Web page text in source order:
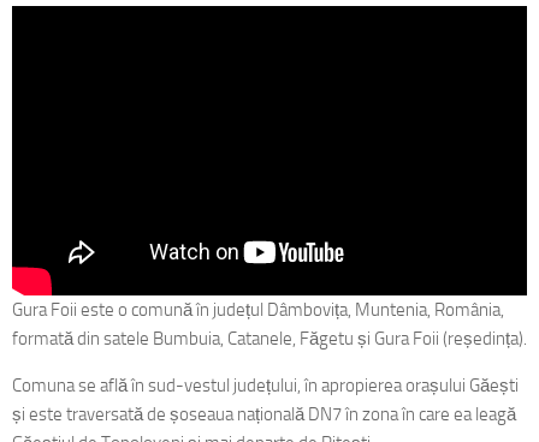
Gura Foii este o comună în județul Dâmbovița, Muntenia, România,
formată din satele Bumbuia, Catanele, Făgetu și Gura Foii (reședința).
Comuna se află în sud-vestul județului, în apropierea orașului Găești
și este traversată de șoseaua națională DN7 în zona în care ea leagă